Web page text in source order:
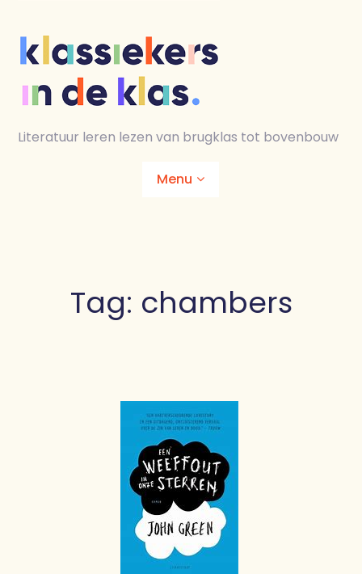
content
Literatuur leren lezen van brugklas tot bovenbouw
Menu
Lesmaterialen
Tag: chambers